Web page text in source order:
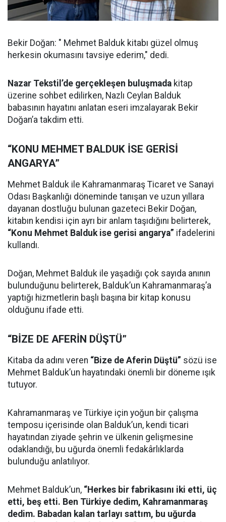
Bekir Doğan: " Mehmet Balduk kitabı güzel olmuş
herkesin okumasını tavsiye ederim," dedi.
Nazar Tekstil’de gerçekleşen buluşmada kitap
üzerine sohbet edilirken, Nazlı Ceylan Balduk
babasının hayatını anlatan eseri imzalayarak Bekir
Doğan’a takdim etti.
“KONU MEHMET BALDUK İSE GERİSİ
ANGARYA”
Mehmet Balduk ile Kahramanmaraş Ticaret ve Sanayi
Odası Başkanlığı döneminde tanışan ve uzun yıllara
dayanan dostluğu bulunan gazeteci Bekir Doğan,
kitabın kendisi için ayrı bir anlam taşıdığını belirterek,
“Konu Mehmet Balduk ise gerisi angarya” ifadelerini
kullandı.
Doğan, Mehmet Balduk ile yaşadığı çok sayıda anının
bulunduğunu belirterek, Balduk’un Kahramanmaraş’a
yaptığı hizmetlerin başlı başına bir kitap konusu
olduğunu ifade etti.
“BİZE DE AFERİN DÜŞTÜ”
Kitaba da adını veren “Bize de Aferin Düştü” sözü ise
Mehmet Balduk’un hayatındaki önemli bir döneme ışık
tutuyor.
Kahramanmaraş ve Türkiye için yoğun bir çalışma
temposu içerisinde olan Balduk’un, kendi ticari
hayatından ziyade şehrin ve ülkenin gelişmesine
odaklandığı, bu uğurda önemli fedakârlıklarda
bulunduğu anlatılıyor.
Mehmet Balduk’un, “Herkes bir fabrikasını iki etti, üç
etti, beş etti. Ben Türkiye dedim, Kahramanmaraş
dedim. Babadan kalan tarlayı sattım, bu uğurda